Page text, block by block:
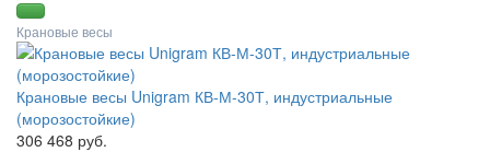
Крановые весы
Крановые весы Unigram КВ-М-30Т, индустриальные
(морозостойкие)
306 468 руб.